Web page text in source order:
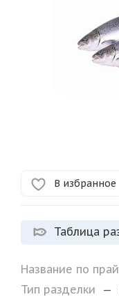
В избранное
Таблица
Название по
Тип разделки
—